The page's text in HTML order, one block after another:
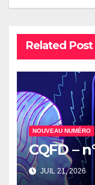
Related Post
NOUVEAU NUMÉRO
CQFD –
JUIL 21, 2026